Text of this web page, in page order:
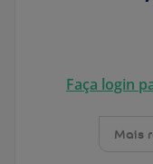
Faça login
Mais